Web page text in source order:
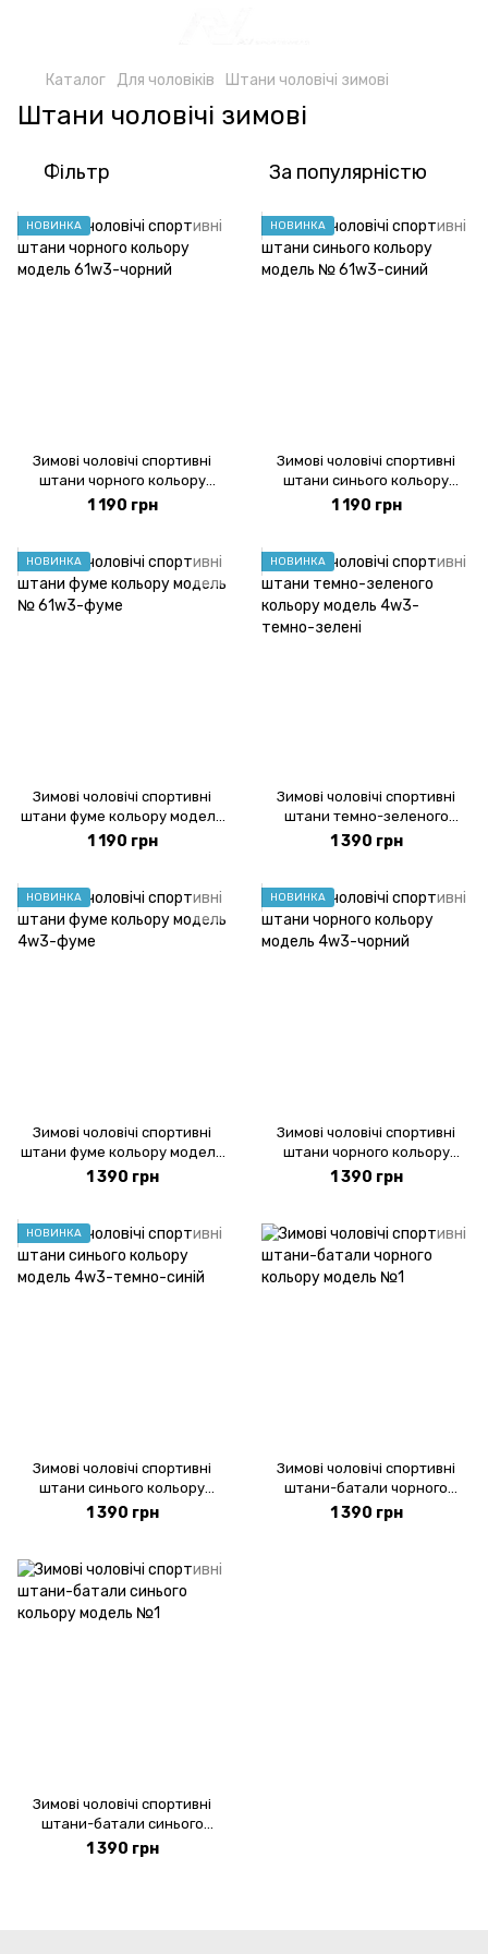
Каталог Для чоловіків Штани чоловічі зимові
Штани чоловічі зимові
Фільтр За популярністю
НОВИНКА
Зимові чоловічі спортивні
штани чорного кольору
модель 61w3-чорний
1 190 грн
НОВИНКА
Зимові чоловічі спортивні
штани синього кольору
модель № 61w3-синий
1 190 грн
НОВИНКА
Зимові чоловічі спортивні
штани фуме кольору модель
№ 61w3-фуме
1 190 грн
НОВИНКА
Зимові чоловічі спортивні
штани темно-зеленого
1 390 грн
НОВИНКА
Зимові чоловічі спортивні
штани фуме кольору модель
4w3-фуме
1 390 грн
НОВИНКА
Зимові чоловічі спортивні
штани чорного кольору
модель 4w3-чорний
1 390 грн
НОВИНКА
Зимові чоловічі спортивні
штани синього кольору
модель 4w3-темно-синій
1 390 грн
Зимові чоловічі спортивні
штани-батали чорного
кольору модель №1
1 390 грн
Зимові чоловічі спортивні
штани-батали синього
кольору модель №1
1 390 грн